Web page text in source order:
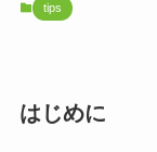
tips
はじめに